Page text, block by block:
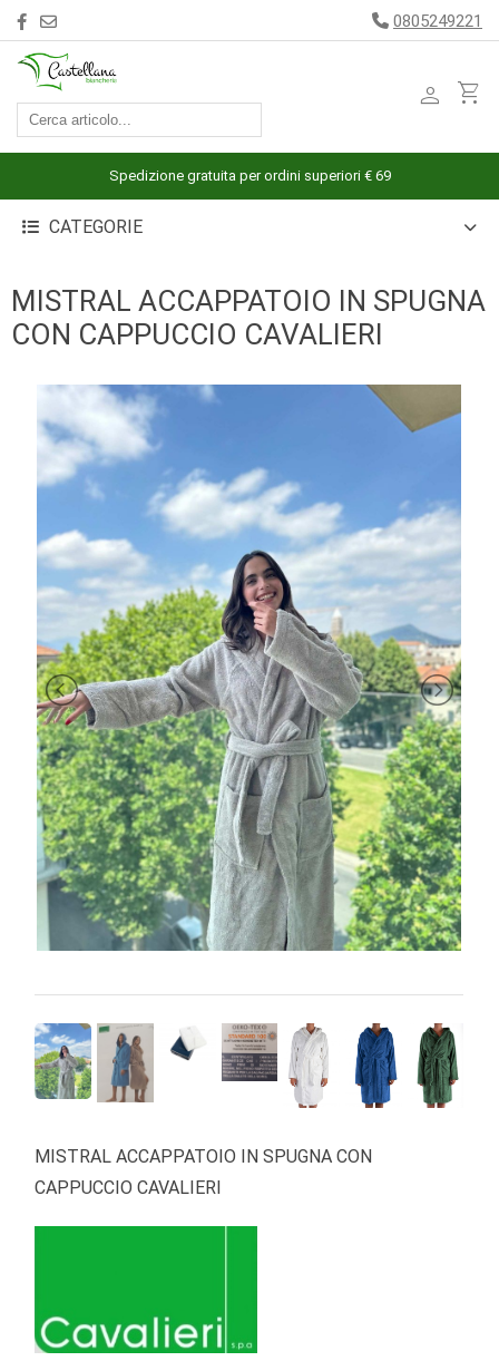
ACCESSORI
ARREDAMENTO
BIANCHERIA
CUCINA
INTIMO
MARE
PIGIAMERIA
OUTLET
0805249221
person shopping_cart
Spedizione gratuita per ordini superiori € 69
CATEGORIE
MISTRAL ACCAPPATOIO IN SPUGNA
CON CAPPUCCIO CAVALIERI
MISTRAL ACCAPPATOIO IN SPUGNA CON
CAPPUCCIO CAVALIERI